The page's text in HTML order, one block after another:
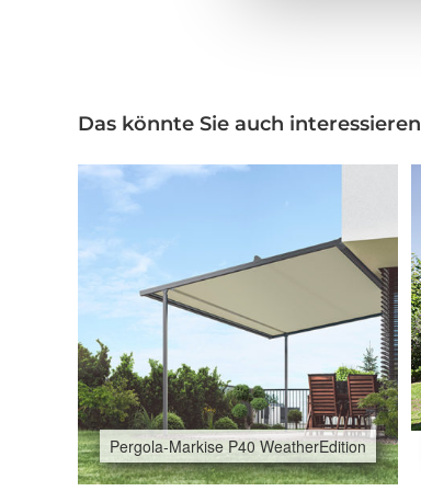
Das könnte Sie auch interessieren
Pergola-Markise P40 WeatherEdition